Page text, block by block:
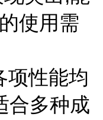
使用需
项性能均
合多种成